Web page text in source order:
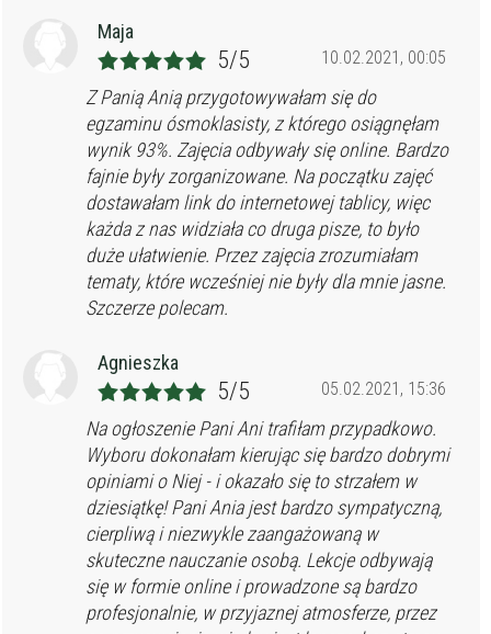
Maja
10.02.2021, 00:05
5/5
Z Panią Anią przygotowywałam się do
egzaminu ósmoklasisty, z którego osiągnęłam
wynik 93%. Zajęcia odbywały się online. Bardzo
fajnie były zorganizowane. Na początku zajęć
dostawałam link do internetowej tablicy, więc
każda z nas widziała co druga pisze, to było
duże ułatwienie. Przez zajęcia zrozumiałam
tematy, które wcześniej nie były dla mnie jasne.
Szczerze polecam.
Agnieszka
05.02.2021, 15:36
5/5
Na ogłoszenie Pani Ani trafiłam przypadkowo.
Wyboru dokonałam kierując się bardzo dobrymi
opiniami o Niej - i okazało się to strzałem w
dziesiątkę! Pani Ania jest bardzo sympatyczną,
cierpliwą i niezwykle zaangażowaną w
skuteczne nauczanie osobą. Lekcje odbywają
się w formie online i prowadzone są bardzo
profesjonalnie, w przyjaznej atmosferze, przez